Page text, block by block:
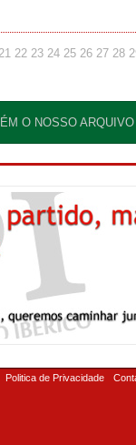
21 22 23 24 25 26 27 28
O NOSSO
Politica de Privacidade